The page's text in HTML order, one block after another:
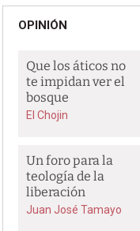
OPINIÓN
Que los áticos no
te impidan ver el
bosque
El Chojin
Un foro para la
teología de la
liberación
Juan José Tamayo